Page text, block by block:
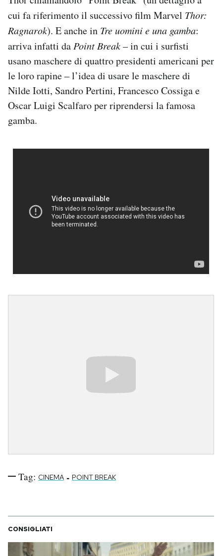
cui fa riferimento il successivo film Marvel Thor:
Ragnarok). E anche in Tre uomini e una gamba:
arriva infatti da Point Break– in cui i surfisti
usano maschere di quattro presidenti americani per
le loro rapine – l’idea di usare le maschere di
Nilde Iotti, Sandro Pertini, Francesco Cossiga e
Oscar Luigi Scalfaro per riprendersi la famosa
gamba.
Tag: CINEMA - POINT BREAK
CONSIGLIATI